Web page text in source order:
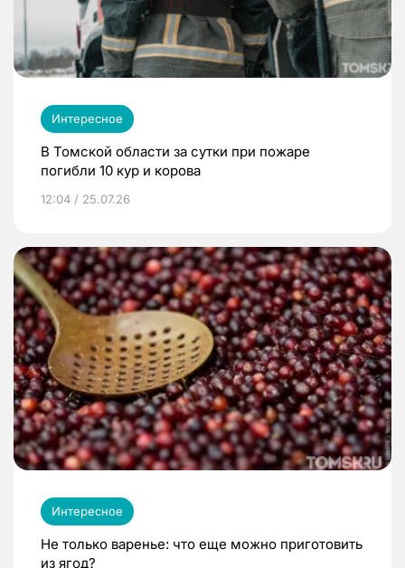
Интересное
В Томской области за сутки при пожаре
погибли 10 кур и корова
12:04 / 25.07.26
Интересное
Не только варенье: что еще можно приготовить
из ягод?